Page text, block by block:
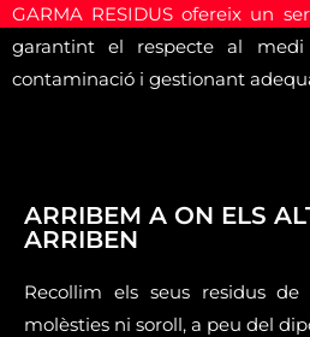
GARMA RESIDUS ofereix un
garantint el respecte al
contaminació i gestionant
ARRIBEM A ON ELS
ARRIBEN
Recollim els seus residus de
molèsties ni soroll, a peu del